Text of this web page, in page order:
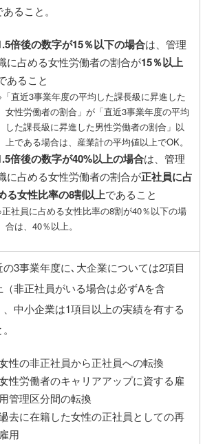
あること。
倍後の数字が15％以下の場合は、管理
に占める女性労働者の割合が15％以上
あること
直近3事業年度の平均した課長級に昇進した
女性労働者の割合」が「直近3事業年度の平均
した課長級に昇進した男性労働者の割合」以
上である場合は、産業計の平均値以上でOK。
倍後の数字が40%以上の場合は、管理
に占める女性労働者の割合が正社員に占
る女性比率の8割以上であること
社員に占める女性比率の8割が40％以下の場
合は、40％以上。
の3事業年度に､大企業については2項目
（非正社員がいる場合は必ずAを含
、中小企業は1項目以上の実績を有する
性の非正社員から正社員への転換
性労働者のキャリアアップに資する雇
用管理区分間の転換
去に在籍した女性の正社員としての再
雇用